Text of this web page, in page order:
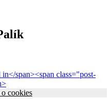
span><span class="post-
cookies